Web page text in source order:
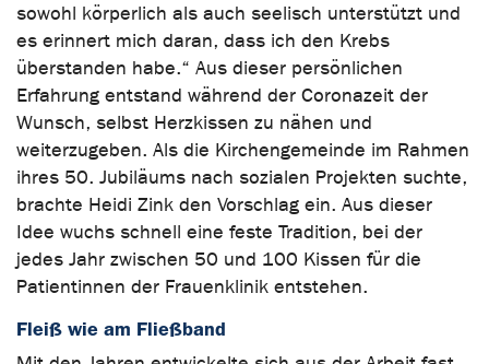
sowohl körperlich als auch seelisch unterstützt und
es erinnert mich daran, dass ich den Krebs
überstanden habe.“ Aus dieser persönlichen
Erfahrung entstand während der Coronazeit der
Wunsch, selbst Herzkissen zu nähen und
weiterzugeben. Als die Kirchengemeinde im Rahmen
ihres 50. Jubiläums nach sozialen Projekten suchte,
brachte Heidi Zink den Vorschlag ein. Aus dieser
Idee wuchs schnell eine feste Tradition, bei der
jedes Jahr zwischen 50 und 100 Kissen für die
Patientinnen der Frauenklinik entstehen.
Fleiß wie am Fließband